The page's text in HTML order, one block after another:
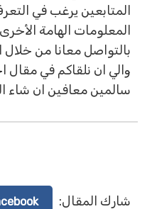
المتابعين يرغب في
المعلومات الهامة
بالتواصل معانا من خلال
والي ان نلقاكم في مقال
سالمين معافين ان شاء
شارك المقال: Facebook